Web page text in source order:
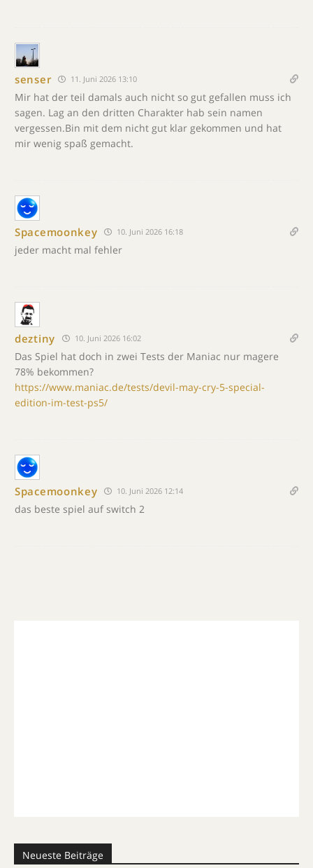
senser 11. Juni 2026 13:10
Mir hat der teil damals auch nicht so gut gefallen muss ich
sagen. Lag an den dritten Charakter hab sein namen
vergessen.Bin mit dem nicht gut klar gekommen und hat
mir wenig spaß gemacht.
Spacemoonkey 10. Juni 2026 16:18
jeder macht mal fehler
deztiny 10. Juni 2026 16:02
Das Spiel hat doch in zwei Tests der Maniac nur magere
78% bekommen?
https://www.maniac.de/tests/devil-may-cry-5-special-
edition-im-test-ps5/
Spacemoonkey 10. Juni 2026 12:14
das beste spiel auf switch 2
Neueste Beiträge